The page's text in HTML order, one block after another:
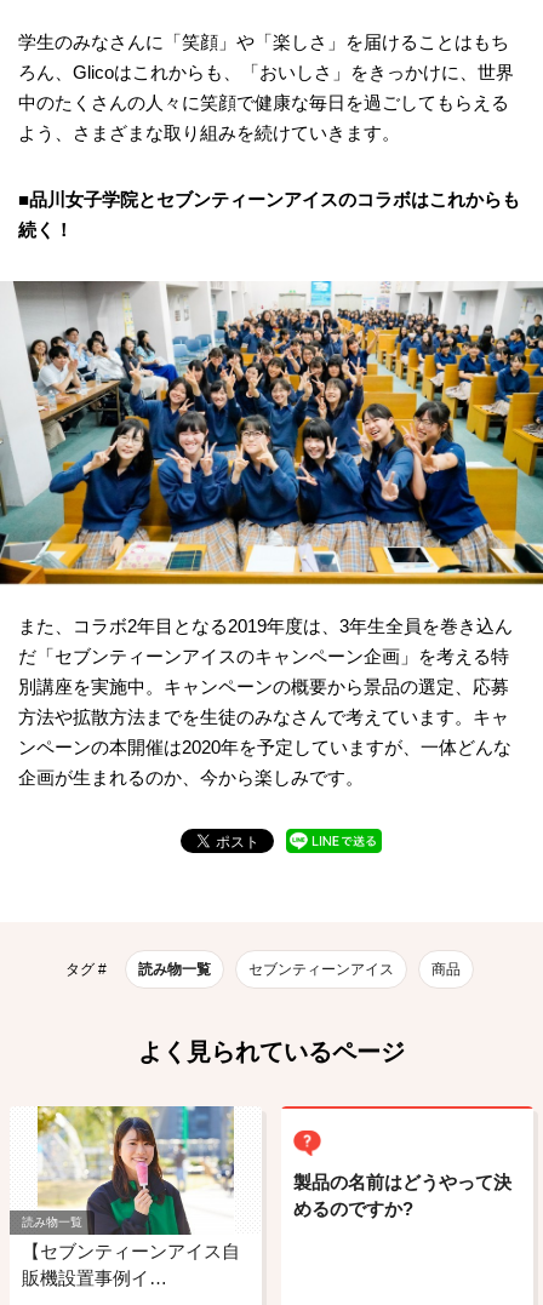
学生のみなさんに「笑顔」や「楽しさ」を届けることはもち
ろん、Glicoはこれからも、「おいしさ」をきっかけに、世界
中のたくさんの人々に笑顔で健康な毎日を過ごしてもらえる
よう、さまざまな取り組みを続けていきます。
■品川女子学院とセブンティーンアイスのコラボはこれからも
続く！
また、コラボ2年目となる2019年度は、3年生全員を巻き込ん
だ「セブンティーンアイスのキャンペーン企画」を考える特
別講座を実施中。キャンペーンの概要から景品の選定、応募
方法や拡散方法までを生徒のみなさんで考えています。キャ
ンペーンの本開催は2020年を予定していますが、一体どんな
企画が生まれるのか、今から楽しみです。
タグ # 読み物一覧 セブンティーンアイス 商品
よく見られているページ
読み物一覧
【セブンティーンアイス自
販機設置事例イ…
製品の名前はどうやって決
めるのですか?